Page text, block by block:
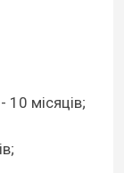
10 місяців;